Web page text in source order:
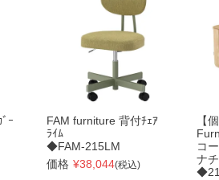
ｰ
FAM furniture 背付ﾁｪｱ
ﾗｲﾑ
◆FAM-215LM
価格 ¥38,044(税込)
【
コ
ナ